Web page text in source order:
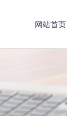
网站首页